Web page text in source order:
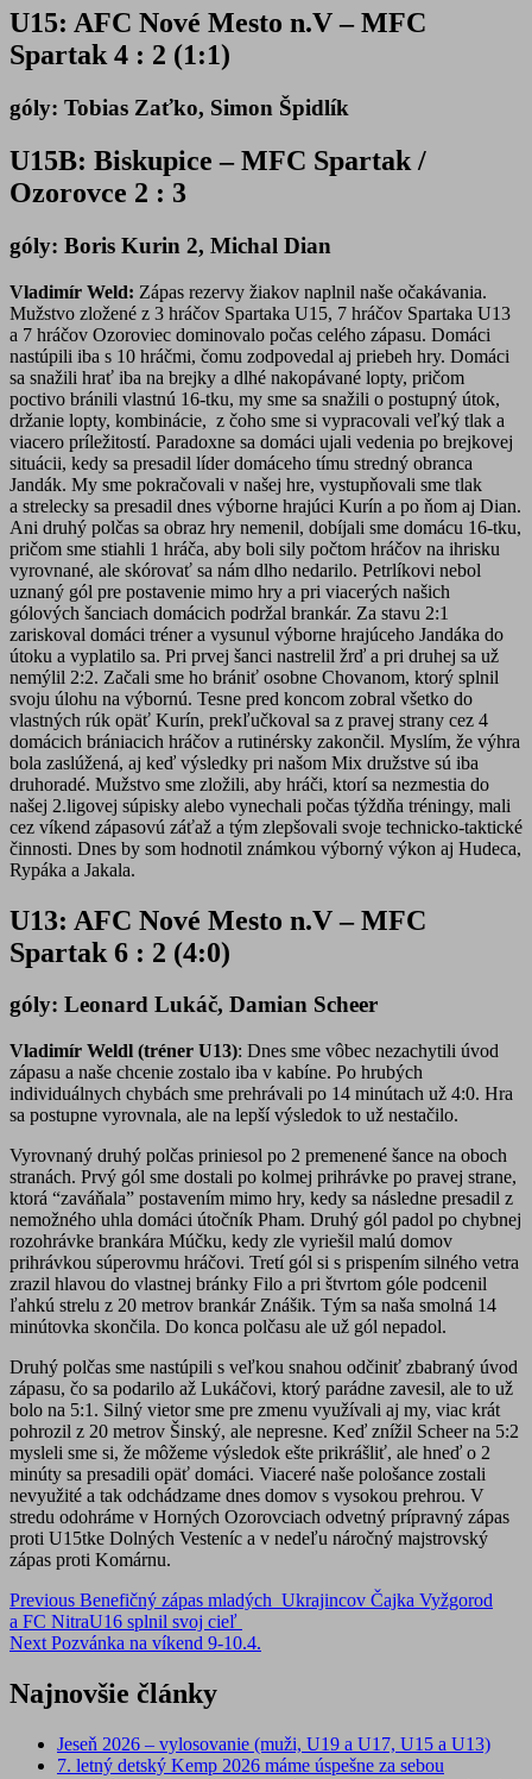
U15: AFC Nové Mesto n.V – MFC
Spartak 4 : 2 (1:1)
góly: Tobias Zaťko, Simon Špidlík
U15B: Biskupice – MFC Spartak /
Ozorovce 2 : 3
góly: Boris Kurin 2, Michal Dian
Vladimír Weld: Zápas rezervy žiakov naplnil naše očakávania.
Mužstvo zložené z 3 hráčov Spartaka U15, 7 hráčov Spartaka U13
a 7 hráčov Ozoroviec dominovalo počas celého zápasu. Domáci
nastúpili iba s 10 hráčmi, čomu zodpovedal aj priebeh hry. Domáci
sa snažili hrať iba na brejky a dlhé nakopávané lopty, pričom
poctivo bránili vlastnú 16-tku, my sme sa snažili o postupný útok,
držanie lopty, kombinácie, z čoho sme si vypracovali veľký tlak a
viacero príležitostí. Paradoxne sa domáci ujali vedenia po brejkovej
situácii, kedy sa presadil líder domáceho tímu stredný obranca
Jandák. My sme pokračovali v našej hre, vystupňovali sme tlak
a strelecky sa presadil dnes výborne hrajúci Kurín a po ňom aj Dian.
Ani druhý polčas sa obraz hry nemenil, dobíjali sme domácu 16-tku,
pričom sme stiahli 1 hráča, aby boli sily počtom hráčov na ihrisku
vyrovnané, ale skórovať sa nám dlho nedarilo. Petrlíkovi nebol
uznaný gól pre postavenie mimo hry a pri viacerých našich
gólových šanciach domácich podržal brankár. Za stavu 2:1
zariskoval domáci tréner a vysunul výborne hrajúceho Jandáka do
útoku a vyplatilo sa. Pri prvej šanci nastrelil žrď a pri druhej sa už
nemýlil 2:2. Začali sme ho brániť osobne Chovanom, ktorý splnil
svoju úlohu na výbornú. Tesne pred koncom zobral všetko do
vlastných rúk opäť Kurín, prekľučkoval sa z pravej strany cez 4
domácich brániacich hráčov a rutinérsky zakončil. Myslím, že výhra
bola zaslúžená, aj keď výsledky pri našom Mix družstve sú iba
druhoradé. Mužstvo sme zložili, aby hráči, ktorí sa nezmestia do
našej 2.ligovej súpisky alebo vynechali počas týždňa tréningy, mali
cez víkend zápasovú záťaž a tým zlepšovali svoje technicko-taktické
činnosti. Dnes by som hodnotil známkou výborný výkon aj Hudeca,
Rypáka a Jakala.
U13: AFC Nové Mesto n.V – MFC
Spartak 6 : 2 (4:0)
góly: Leonard Lukáč, Damian Scheer
Vladimír Weldl (tréner U13): Dnes sme vôbec nezachytili úvod
zápasu a naše chcenie zostalo iba v kabíne. Po hrubých
individuálnych chybách sme prehrávali po 14 minútach už 4:0. Hra
sa postupne vyrovnala, ale na lepší výsledok to už nestačilo.
Vyrovnaný druhý polčas priniesol po 2 premenené šance na oboch
stranách. Prvý gól sme dostali po kolmej prihrávke po pravej strane,
ktorá “zaváňala” postavením mimo hry, kedy sa následne presadil z
nemožného uhla domáci útočník Pham. Druhý gól padol po chybnej
rozohrávke brankára Múčku, kedy zle vyriešil malú domov
prihrávkou súperovmu hráčovi. Tretí gól si s prispením silného vetra
zrazil hlavou do vlastnej bránky Filo a pri štvrtom góle podcenil
ľahkú strelu z 20 metrov brankár Znášik. Tým sa naša smolná 14
minútovka skončila. Do konca polčasu ale už gól nepadol.
Druhý polčas sme nastúpili s veľkou snahou odčiniť zbabraný úvod
zápasu, čo sa podarilo až Lukáčovi, ktorý parádne zavesil, ale to už
bolo na 5:1. Silný vietor sme pre zmenu využívali aj my, viac krát
pohrozil z 20 metrov Šinský, ale nepresne. Keď znížil Scheer na 5:2
mysleli sme si, že môžeme výsledok ešte prikrášliť, ale hneď o 2
minúty sa presadili opäť domáci. Viaceré naše pološance zostali
nevyužité a tak odchádzame dnes domov s vysokou prehrou. V
stredu odohráme v Horných Ozorovciach odvetný prípravný zápas
proti U15tke Dolných Vesteníc a v nedeľu náročný majstrovský
zápas proti Komárnu.
Post
navigation
Previous Benefičný zápas mladých Ukrajincov Čajka Vyžgorod
a FC NitraU16 splnil svoj cieľ
Next Pozvánka na víkend 9-10.4.
Najnovšie články
Jeseň 2026 – vylosovanie (muži, U19 a U17, U15 a U13)
7. letný detský Kemp 2026 máme úspešne za sebou